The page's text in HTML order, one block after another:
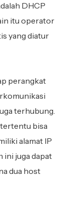
DHCP
itu operator
yang diatur
perangkat
terhubung.
bisa
alamat IP
ini juga dapat
dua host